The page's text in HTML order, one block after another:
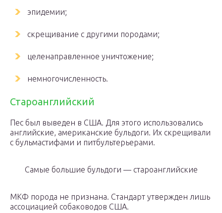
эпидемии;
скрещивание с другими породами;
целенаправленное уничтожение;
немногочисленность.
Староанглийский
Пес был выведен в США. Для этого использовались
английские, американские бульдоги. Их скрещивали
с бульмастифами и питбультерьерами.
Самые большие бульдоги — староанглийские
МКФ порода не признана. Стандарт утвержден лишь
ассоциацией собаководов США.